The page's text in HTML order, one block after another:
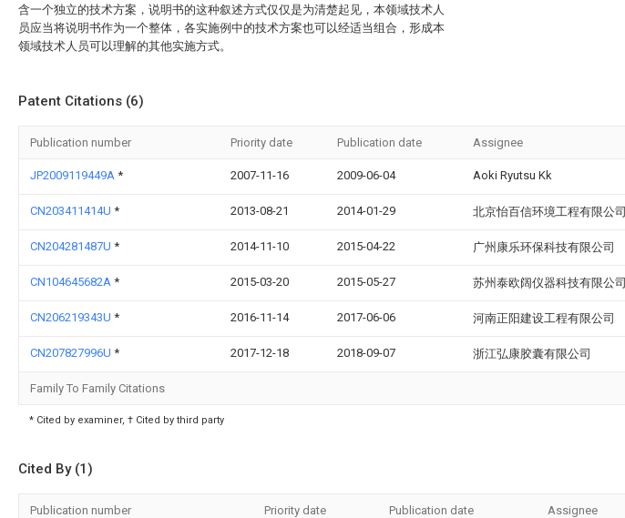
含一个独立的技术方案，说明书的这种叙述方式仅仅是为清楚起见，本领域技术人
员应当将说明书作为一个整体，各实施例中的技术方案也可以经适当组合，形成本
领域技术人员可以理解的其他实施方式。
Patent Citations (6)
Publication number Priority date Publication date Assignee
JP2009119449A * 2007-11-16 2009-06-04 Aoki Ryutsu Kk
CN203411414U * 2013-08-21 2014-01-29 北京怡百信环境工程有限公司
CN204281487U * 2014-11-10 2015-04-22 广州康乐环保科技有限公司
CN104645682A * 2015-03-20 2015-05-27 苏州泰欧阔仪器科技有限公司
CN206219343U * 2016-11-14 2017-06-06 河南正阳建设工程有限公司
CN207827996U * 2017-12-18 2018-09-07 浙江弘康胶囊有限公司
Family To Family Citations
* Cited by examiner, † Cited by third party
Cited By (1)
Publication number Priority date Publication date Assignee